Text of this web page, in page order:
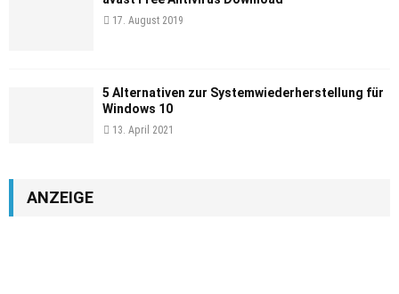
17. August 2019
5 Alternativen zur Systemwiederherstellung für
Windows 10
13. April 2021
ANZEIGE